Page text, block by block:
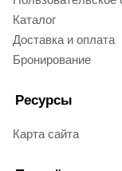
Каталог
Доставка и оплата
Бронирование
Ресурсы
Карта сайта